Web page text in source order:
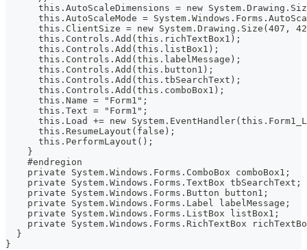
this.AutoScaleDimensions = new
this.AutoScaleMode =
this.ClientSize = new System.Drawing.Size(407,
      this.Controls.Add(this.richTextBox1);
      this.Controls.Add(this.listBox1);
      this.Controls.Add(this.labelMessage);
      this.Controls.Add(this.button1);
      this.Controls.Add(this.tbSearchText);
      this.Controls.Add(this.comboBox1);
      this.Name = "Form1";
      this.Text = "Form1";
this.Load += new
      this.ResumeLayout(false);
      this.PerformLayout();
    }
    #endregion
    private System.Windows.Forms.ComboBox comboBox1;
    private System.Windows.Forms.TextBox tbSearchText;
    private System.Windows.Forms.Button button1;
    private System.Windows.Forms.Label labelMessage;
    private System.Windows.Forms.ListBox listBox1;
private System.Windows.Forms.RichTextBox
  }
}